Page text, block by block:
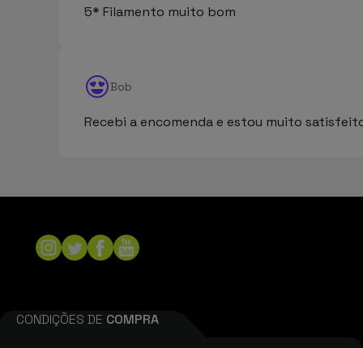
5* Filamento muito bom
Bob
Recebi a encomenda e estou muito
CONDIÇÕES DE COMPRA